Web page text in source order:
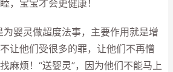
，宝宝才会更健康！
婴灵做超度法事，主要作用就是增
让他们受很多的罪，让他们不再憎
麻烦！“送婴灵”，因为他们不能马上